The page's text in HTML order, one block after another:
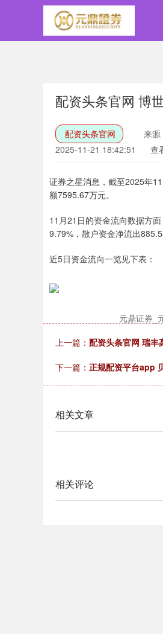
配资头条官网 博
配资头条官网 来源
2025-11-21 18:42:51
查
证券之星消息，截至2025年
额7595.67万元。
11月21日的资金流向数据方
9.79%，散户资金净流出
近5日资金流向一览见下表：
元鼎证券_
上一篇： 配资头条官网 瑞丰
下一篇： 正规配资平台app
相关文章
相关评论